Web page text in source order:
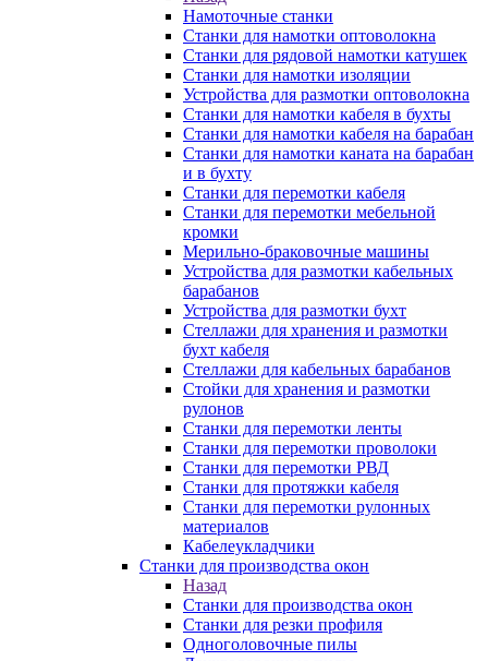
Намоточные станки
Станки для намотки оптоволокна
Станки для рядовой намотки катушек
Станки для намотки изоляции
Устройства для размотки оптоволокна
Станки для намотки кабеля в бухты
Станки для намотки кабеля на барабан
Станки для намотки каната на барабан
и в бухту
Станки для перемотки кабеля
Станки для перемотки мебельной
кромки
Мерильно-браковочные машины
Устройства для размотки кабельных
барабанов
Устройства для размотки бухт
Стеллажи для хранения и размотки
бухт кабеля
Стеллажи для кабельных барабанов
Стойки для хранения и размотки
рулонов
Станки для перемотки ленты
Станки для перемотки проволоки
Станки для перемотки РВД
Станки для протяжки кабеля
Станки для перемотки рулонных
материалов
Кабелеукладчики
Станки для производства окон
Назад
Станки для производства окон
Станки для резки профиля
Одноголовочные пилы